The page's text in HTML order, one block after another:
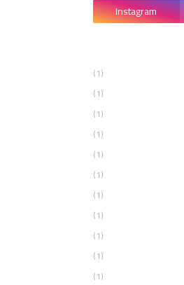
Instagram
(1)
(1)
(1)
(1)
(1)
(1)
(1)
(1)
(1)
(1)
(1)